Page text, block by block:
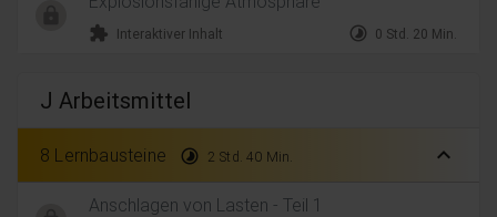
extension Interaktiver Inhalt timelapse 0 Std. 20 Min.
J Arbeitsmittel
8 Lernbausteine timelapse 2 Std. 40 Min. expand_less
Anschlagen von Lasten - Teil 1